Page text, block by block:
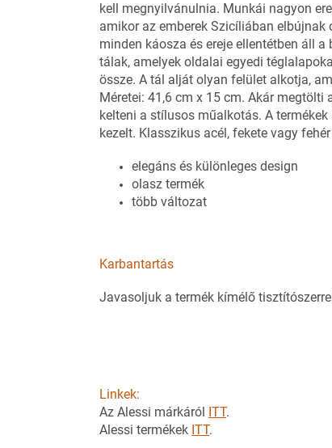
kell megnyilvánulnia. Munkái nagyon
amikor az emberek Szicíliában
minden káosza és ereje ellentétben áll a
tálak, amelyek oldalai egyedi
össze. A tál alját olyan felület alkotja,
Méretei: 41,6 cm x 15 cm. Akár megtölti
kelteni a stílusos műalkotás. A
kezelt. Klasszikus acél, fekete vagy
elegáns és különleges design
olasz termék
több változat
Karbantartás
Javasoljuk a termék kímélő
Linkek:
Az Alessi márkáról
ITT.
Alessi termékek ITT.